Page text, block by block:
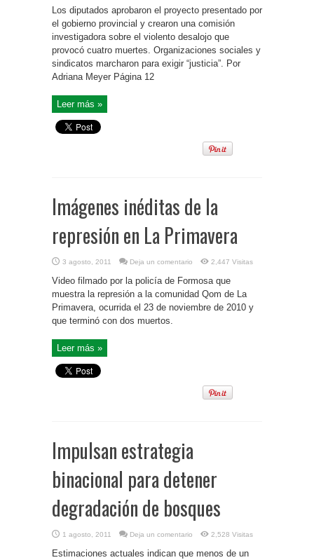
Los diputados aprobaron el proyecto presentado por
el gobierno provincial y crearon una comisión
investigadora sobre el violento desalojo que
provocó cuatro muertes. Organizaciones sociales y
sindicatos marcharon para exigir “justicia”. Por
Adriana Meyer Página 12
Leer más »
Imágenes inéditas de la
represión en La Primavera
3 agosto, 2011 Deja un comentario 2,447 Visitas
Video filmado por la policía de Formosa que
muestra la represión a la comunidad Qom de La
Primavera, ocurrida el 23 de noviembre de 2010 y
que terminó con dos muertos.
Leer más »
Impulsan estrategia
binacional para detener
degradación de bosques
1 agosto, 2011 Deja un comentario 2,528 Visitas
Estimaciones actuales indican que menos de un